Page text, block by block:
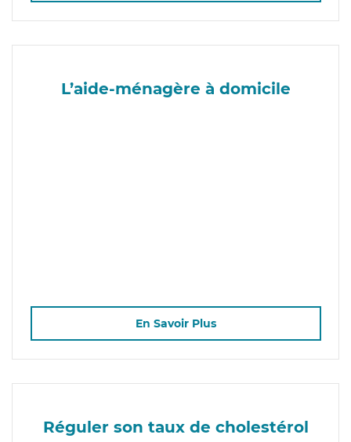
L’aide-ménagère à domicile
En Savoir Plus
Réguler son taux de cholestérol